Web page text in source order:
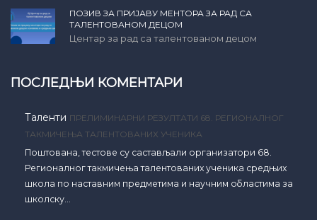
ПОЗИВ ЗА ПРИЈАВУ МЕНТОРА ЗА РАД СА
ТАЛЕНТОВАНОМ ДЕЦОМ
Центар за рад са талентованом децом
ПОСЛЕДЊИ КОМЕНТАРИ
Таленти ПРЕЛИМИНАРНИ РЕЗУЛТАТИ 68. РЕГИОНАЛНОГ
ТАКМИЧЕЊА ТАЛЕНТОВАНИХ УЧЕНИКА
Поштована, тестове су састављали организатори 68.
Регионалног такмичења талентованих ученика средњих
школа по наставним предметима и научним областима за
школску…